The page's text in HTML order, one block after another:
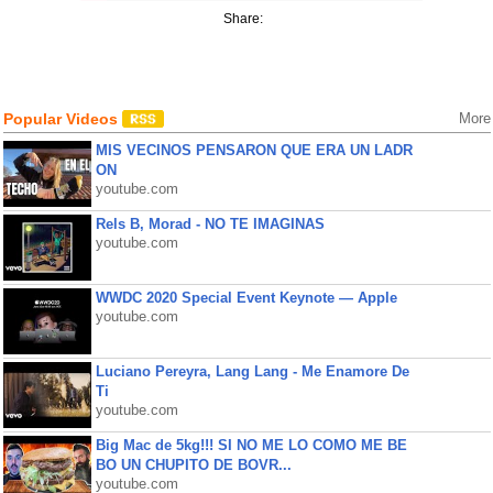
Share:
Popular Videos More
MIS VECINOS PENSARON QUE ERA UN LADR
ON
youtube.com
Rels B, Morad - NO TE IMAGINAS
youtube.com
WWDC 2020 Special Event Keynote — Apple
youtube.com
Luciano Pereyra, Lang Lang - Me Enamore De
Ti
youtube.com
Big Mac de 5kg!!! SI NO ME LO COMO ME BE
BO UN CHUPITO DE BOVR...
youtube.com